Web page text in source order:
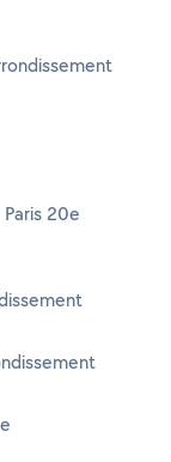
20e